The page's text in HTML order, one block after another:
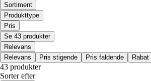
Sortiment
Produkttype
Pris
Se 43 produkter
Relevans
Relevans
Pris stigende Pris faldende Rabat
43 produkter
Sorter efter